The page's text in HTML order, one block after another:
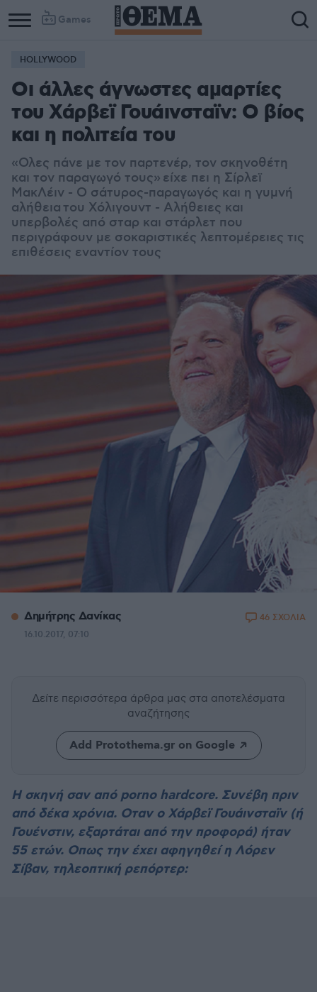
Games
HOLLYWOOD
Οι άλλες άγνωστες αμαρτίες
του Χάρβεϊ Γουάινσταϊν: Ο βίος
και η πολιτεία του
«Ολες πάνε με τον παρτενέρ, τον σκηνοθέτη
και τον παραγωγό τους» είχε πει η Σίρλεϊ
ΜακΛέιν - Ο σάτυρος-παραγωγός και η γυμνή
αλήθεια του Χόλιγουντ - Αλήθειες και
υπερβολές από σταρ και στάρλετ που
περιγράφουν με σοκαριστικές λεπτομέρειες τις
επιθέσεις εναντίον τους
Δημήτρης Δανίκας
16.10.2017, 07:10
46 ΣΧΟΛΙΑ
Δείτε περισσότερα άρθρα μας στα αποτελέσματα
αναζήτησης
Add Protothema.gr on Google
Η σκηνή σαν από porno hardcore. Συνέβη πριν
από δέκα χρόνια. Οταν ο Χάρβεϊ Γουάινσταϊν (ή
Γουένστιν, εξαρτάται από την προφορά) ήταν
55 ετών. Οπως την έχει αφηγηθεί η Λόρεν
Σίβαν, τηλεοπτική ρεπόρτερ: